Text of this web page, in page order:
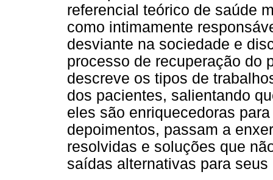
referencial teórico de saúde
como intimamente
desviante na sociedade e
processo de recuperação do
descreve os tipos de
dos pacientes, salientando
eles são enriquecedoras
depoimentos, passam a
resolvidas e soluções que
saídas alternativas para seus